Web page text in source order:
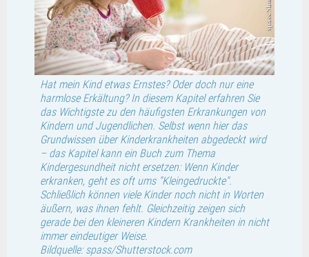
Hat mein Kind etwas Ernstes? Oder doch nur eine
harmlose Erkältung? In diesem Kapitel erfahren Sie
das Wichtigste zu den häufigsten Erkrankungen von
Kindern und Jugendlichen. Selbst wenn hier das
Grundwissen über Kinderkrankheiten abgedeckt wird
– das Kapitel kann ein Buch zum Thema
Kindergesundheit nicht ersetzen: Wenn Kinder
erkranken, geht es oft ums "Kleingedruckte".
Schließlich können viele Kinder noch nicht in Worten
äußern, was ihnen fehlt. Gleichzeitig zeigen sich
gerade bei den kleineren Kindern Krankheiten in nicht
immer eindeutiger Weise.
Bildquelle: spass/Shutterstock.com